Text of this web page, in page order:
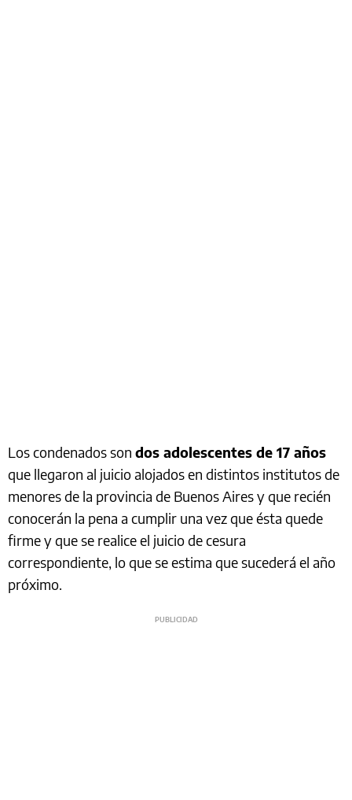
Los condenados son dos adolescentes de 17 años
que llegaron al juicio alojados en distintos institutos de
menores de la provincia de Buenos Aires y que recién
conocerán la pena a cumplir una vez que ésta quede
firme y que se realice el juicio de cesura
correspondiente, lo que se estima que sucederá el año
próximo.